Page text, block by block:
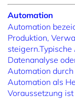
Automation
Automation
Produktion,
Datenanalyse
Automation
Automation als
Voraussetzung